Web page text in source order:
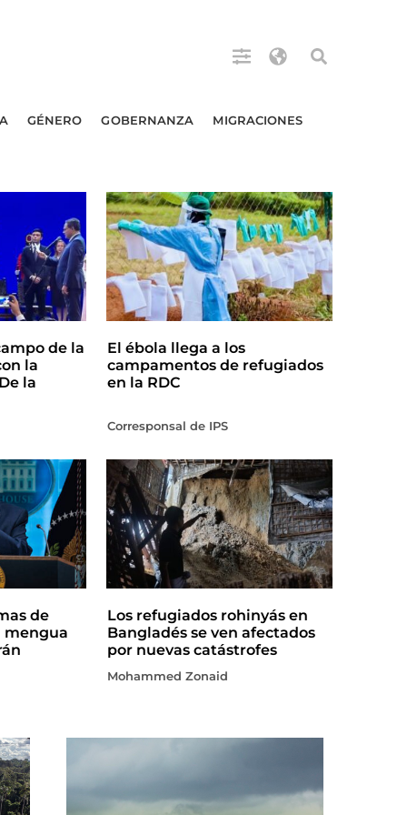
GÉNERO GOBERNANZA MIGRACIONES
de la
la
la
El ébola llega a los
campamentos de refugiados
en la RDC
Corresponsal de IPS
de
mengua
Los refugiados rohinyás en
Bangladés se ven afectados
por nuevas catástrofes
Mohammed Zonaid